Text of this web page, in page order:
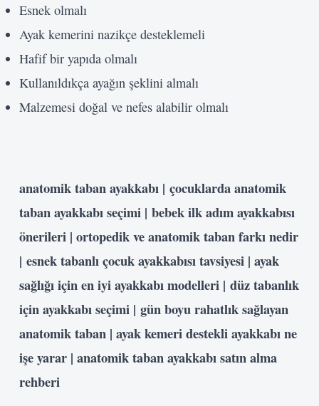
Esnek olmalı
Ayak kemerini nazikçe desteklemeli
Hafif bir yapıda olmalı
Kullanıldıkça ayağın şeklini almalı
Malzemesi doğal ve nefes alabilir olmalı
anatomik taban ayakkabı | çocuklarda anatomik
taban ayakkabı seçimi | bebek ilk adım ayakkabısı
önerileri | ortopedik ve anatomik taban farkı nedir
| esnek tabanlı çocuk ayakkabısı tavsiyesi | ayak
sağlığı için en iyi ayakkabı modelleri | düz tabanlık
için ayakkabı seçimi | gün boyu rahatlık sağlayan
anatomik taban | ayak kemeri destekli ayakkabı ne
işe yarar | anatomik taban ayakkabı satın alma
rehberi